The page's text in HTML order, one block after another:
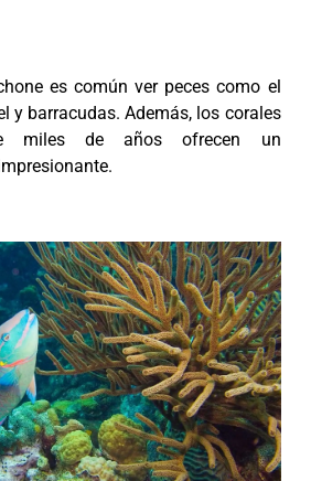
es común ver peces como el
y barracudas. Además, los corales
miles de años ofrecen un